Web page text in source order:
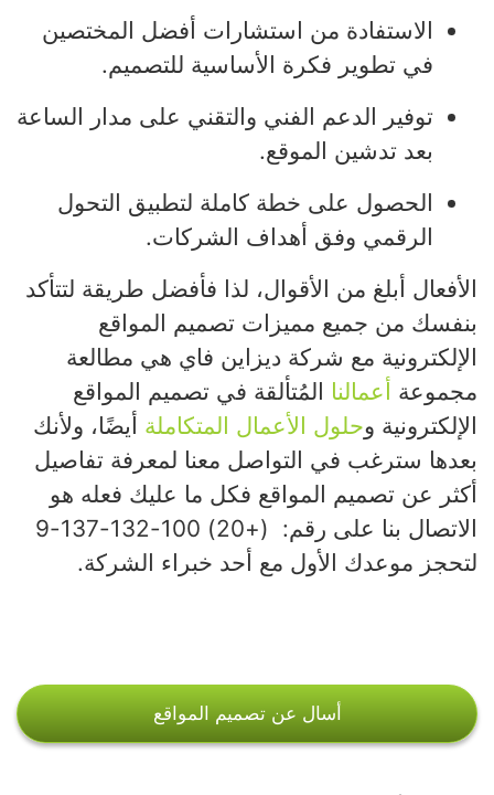
الاستفادة من استشارات أفضل المختصين
في تطوير فكرة الأساسية للتصميم.
توفير الدعم الفني والتقني على مدار الساعة
بعد تدشين الموقع.
الحصول على خطة كاملة لتطبيق التحول
الرقمي وفق أهداف الشركات.
الأفعال أبلغ من الأقوال، لذا فأفضل طريقة لتتأكد
بنفسك من جميع مميزات تصميم المواقع
الإلكترونية مع شركة ديزاين فاي هي مطالعة
مجموعة أعمالنا المُتألقة في تصميم المواقع
الإلكترونية وحلول الأعمال المتكاملة أيضًا، ولأنك
بعدها سترغب في التواصل معنا لمعرفة تفاصيل
أكثر عن تصميم المواقع فكل ما عليك فعله هو
الاتصال بنا على رقم: (+20) 100-132-137-9
لتحجز موعدك الأول مع أحد خبراء الشركة.
أسال عن تصميم المواقع